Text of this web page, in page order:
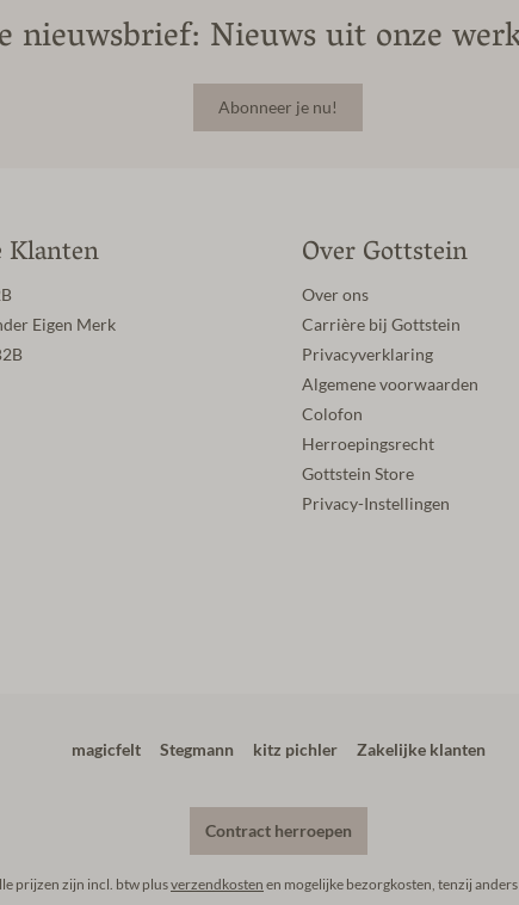
nieuwsbrief: Nieuws uit onze
Abonneer je nu!
Klanten
Eigen Merk
Over Gottstein
Over ons
Carrière bij Gottstein
Privacyverklaring
Algemene voorwaarden
Colofon
Herroepingsrecht
Gottstein Store
Privacy-Instellingen
magicfelt Stegmann kitz pichler Zakelijke klanten
Contract herroepen
prijzen zijn incl. btw plusverzendkosten en mogelijke bezorgkosten, tenzij anders